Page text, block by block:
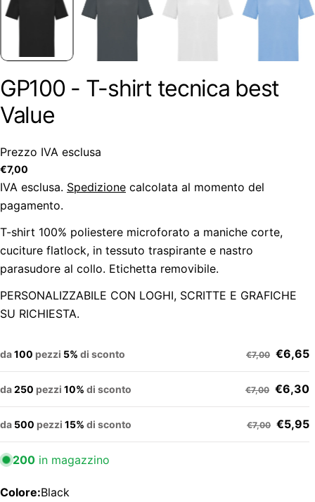
GP100 - T-shirt tecnica best
Value
Prezzo IVA esclusa
Prezzo
regolare
€7,00
IVA esclusa. Spedizione calcolata al momento del
pagamento.
T-shirt 100% poliestere microforato a maniche corte,
cuciture flatlock, in tessuto traspirante e nastro
parasudore al collo. Etichetta removibile.
PERSONALIZZABILE CON LOGHI, SCRITTE E GRAFICHE
SU RICHIESTA.
da100 pezzi 5% di sconto €7,00 €6,65
da250 pezzi 10% di sconto €7,00 €6,30
da 500 pezzi 15% di sconto €7,00 €5,95
200 in magazzino
Colore:Black